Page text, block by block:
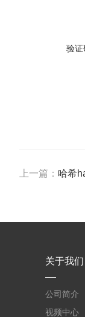
验证
上一篇： 哈希
关于我们
公司简介
视频中心